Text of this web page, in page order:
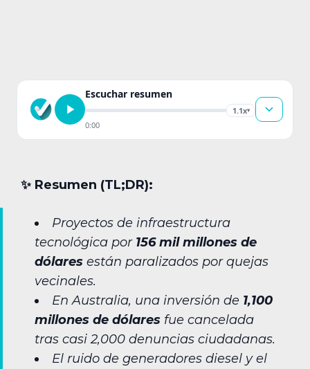
Escuchar resumen
1.1x▾
0:00
✨︎ Resumen (TL;DR):
Proyectos de infraestructura
tecnológica por 156 mil millones de
dólares están paralizados por quejas
vecinales.
En Australia, una inversión de 1,100
millones de dólares fue cancelada
tras casi 2,000 denuncias ciudadanas.
El ruido de generadores diesel y el